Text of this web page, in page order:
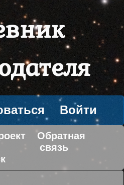
Войти
Обратная
связь